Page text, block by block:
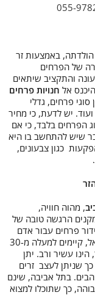
055-
באמצעות זר
של הפרחים
והתקציב שיתאים
אל חנויות פרחים
פרחים, גדלי
יש לדעת, כי מחיר
הפרחים בלבד, כי אם
שיש להתחשב בו היא
כגון צבעונים,
, מהוה חוויה,
הרגשה טובה של
פרחים עבור אדם
יקר לכם, השמחה היא כפולה. המזל הוא שבישראל, קיימים למעלה מ-30
עשיר ורב. יתן
כך שניתן לעצב זרים
בתל אביבה, שינם
כך שתוכלו למצוא